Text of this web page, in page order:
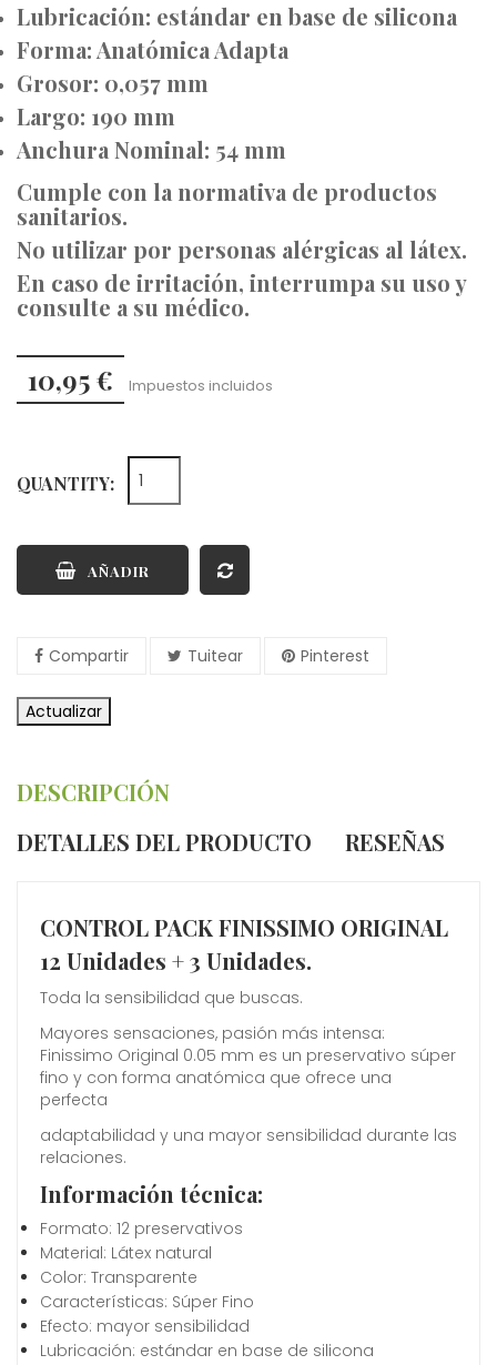
Lubricación: estándar en base de silicona
Forma: Anatómica Adapta
Grosor: 0,057 mm
Largo: 190 mm
Anchura Nominal: 54 mm
Cumple con la normativa de productos
sanitarios.
No utilizar por personas alérgicas al látex.
En caso de irritación, interrumpa su uso y
consulte a su médico.
10,95 € Impuestos incluidos
QUANTITY:
AÑADIR
Compartir Tuitear Pinterest
DESCRIPCIÓN
DETALLES DEL PRODUCTO
RESEÑAS
CONTROL PACK FINISSIMO ORIGINAL
12 Unidades + 3 Unidades.
Toda la sensibilidad que buscas.
Mayores sensaciones, pasión más intensa:
Finissimo Original 0.05 mm es un preservativo súper
fino y con forma anatómica que ofrece una
perfecta
adaptabilidad y una mayor sensibilidad durante las
relaciones.
Información técnica:
Formato: 12 preservativos
Material: Látex natural
Color: Transparente
Características: Súper Fino
Efecto: mayor sensibilidad
Lubricación: estándar en base de silicona